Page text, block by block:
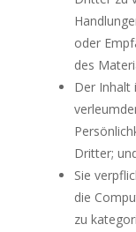
oder
des
Der Inhalt
Dritter;
Sie
die
zu